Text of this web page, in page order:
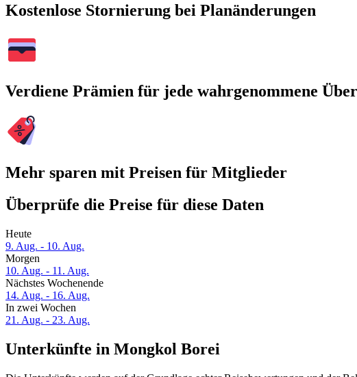
Kostenlose Stornierung bei Planänderungen
Verdiene Prämien für jede wahrgenommene
Mehr sparen mit Preisen für Mitglieder
Überprüfe die Preise für diese Daten
Heute
9. Aug. - 10. Aug.
Morgen
10. Aug. - 11. Aug.
Nächstes Wochenende
14. Aug. - 16. Aug.
In zwei Wochen
21. Aug. - 23. Aug.
Unterkünfte in Mongkol Borei